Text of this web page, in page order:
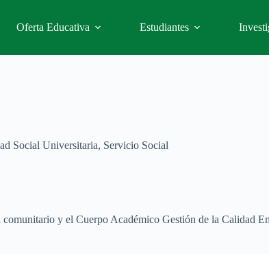
Oferta Educativa Estudiantes
Social Universitaria, Servicio Social
y el Cuerpo Académico Gestión de la Calidad